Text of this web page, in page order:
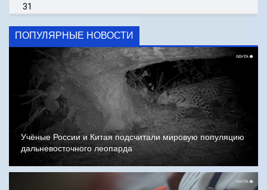
31
ПОПУЛЯРНЫЕ НОВОСТИ
Учёные России и Китая подсчитали мировую популяцию
дальневосточного леопарда